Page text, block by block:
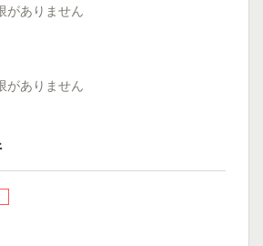
がありません
がありません